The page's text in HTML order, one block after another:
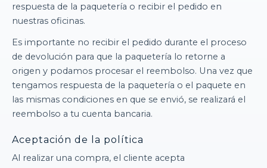
respuesta de la paquetería o recibir el pedido en
nuestras oficinas.
Es importante no recibir el pedido durante el proceso
de devolución para que la paquetería lo retorne a
origen y podamos procesar el reembolso. Una vez que
tengamos respuesta de la paquetería o el paquete en
las mismas condiciones en que se envió, se realizará el
reembolso a tu cuenta bancaria.
Aceptación de la política
Al realizar una compra, el cliente acepta